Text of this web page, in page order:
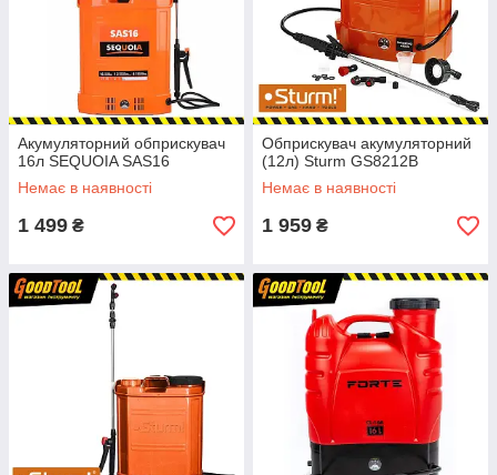
Акумуляторний обприскувач
16л SEQUOIA SAS16
Немає в наявності
1 499 ₴
Обприскувач акумуляторний
(12л) Sturm GS8212B
Немає в наявності
1 959 ₴